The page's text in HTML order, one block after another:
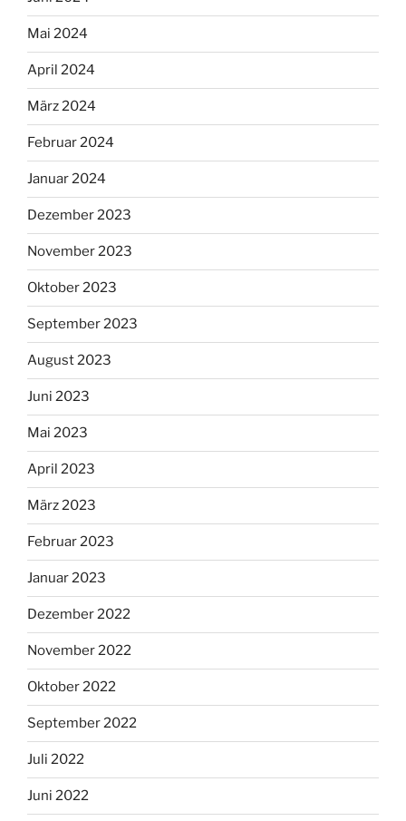
Mai 2024
April 2024
März 2024
Februar 2024
Januar 2024
Dezember 2023
November 2023
Oktober 2023
September 2023
August 2023
Juni 2023
Mai 2023
April 2023
März 2023
Februar 2023
Januar 2023
Dezember 2022
November 2022
Oktober 2022
September 2022
Juli 2022
Juni 2022